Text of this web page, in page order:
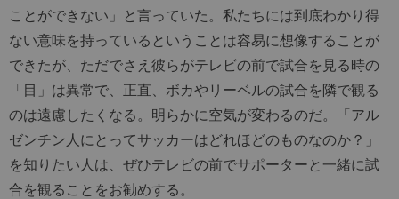
ことができない」と言っていた。私たちには到底わかり得
ない意味を持っているということは容易に想像することが
できたが、ただでさえ彼らがテレビの前で試合を見る時の
「目」は異常で、正直、ボカやリーベルの試合を隣で観る
のは遠慮したくなる。明らかに空気が変わるのだ。「アル
ゼンチン人にとってサッカーはどれほどのものなのか？」
を知りたい人は、ぜひテレビの前でサポーターと一緒に試
合を観ることをお勧めする。